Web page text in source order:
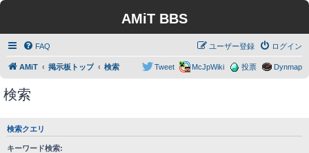
AMiT BBS
FAQ ログイン
ユーザー登録
AMiT 掲示板トップ 検索 Dynmap
投票
McJpWiki
Tweet
検索
検索クエリ
キーワード検索: